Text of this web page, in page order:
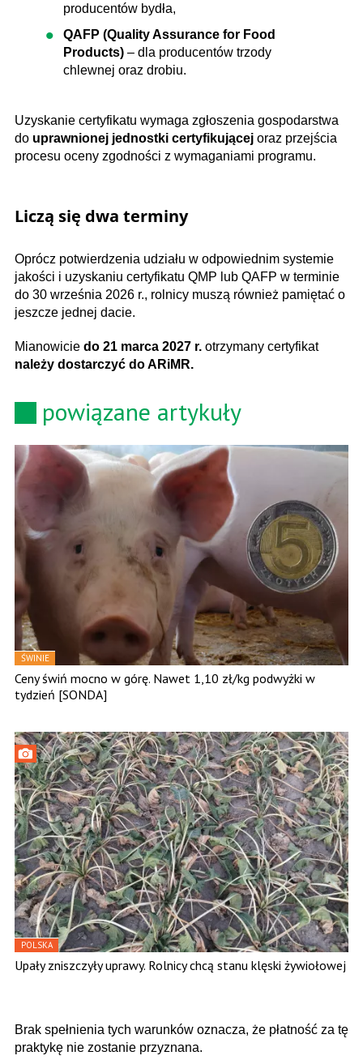
producentów bydła,
QAFP (Quality Assurance for Food
Products) – dla producentów trzody
chlewnej oraz drobiu.
Uzyskanie certyfikatu wymaga zgłoszenia gospodarstwa
do uprawnionej jednostki certyfikującej oraz przejścia
procesu oceny zgodności z wymaganiami programu.
Liczą się dwa terminy
Oprócz potwierdzenia udziału w odpowiednim systemie
jakości i uzyskaniu certyfikatu QMP lub QAFP w terminie
do 30 września 2026 r., rolnicy muszą również pamiętać o
jeszcze jednej dacie.
Mianowicie do 21 marca 2027 r. otrzymany certyfikat
należy dostarczyć do ARiMR.
powiązane artykuły
ŚWINIE
Ceny świń mocno w górę. Nawet 1,10 zł/kg podwyżki w
tydzień [SONDA]
POLSKA
Upały zniszczyły uprawy. Rolnicy chcą stanu klęski żywiołowej
Brak spełnienia tych warunków oznacza, że płatność za tę
praktykę nie zostanie przyznana.